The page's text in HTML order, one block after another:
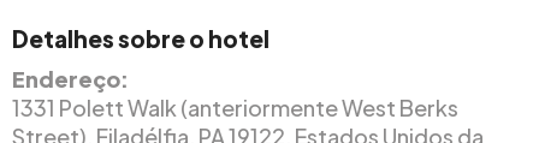
Detalhes sobre o hotel
Endereço:
1331 Polett Walk (anteriormente West Berks
Street), Filadélfia, PA 19122, Estados Unidos da